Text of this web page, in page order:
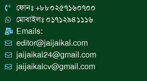
a
m
n
ফোনঃ +৮৮০২৫৭১৬০৭০০
মোবাইলঃ ০১৭১২৯৪১১১৬
Emails:
editor@jaijaikal.com
jaijaikal24@gmail.com
jaijaikalcv@gmail.com